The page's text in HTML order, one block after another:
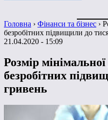
Головна › Фінанси та бізнес ›
безробітних підвищили до
21.04.2020 - 15:09
Розмір
безробітних
гривень